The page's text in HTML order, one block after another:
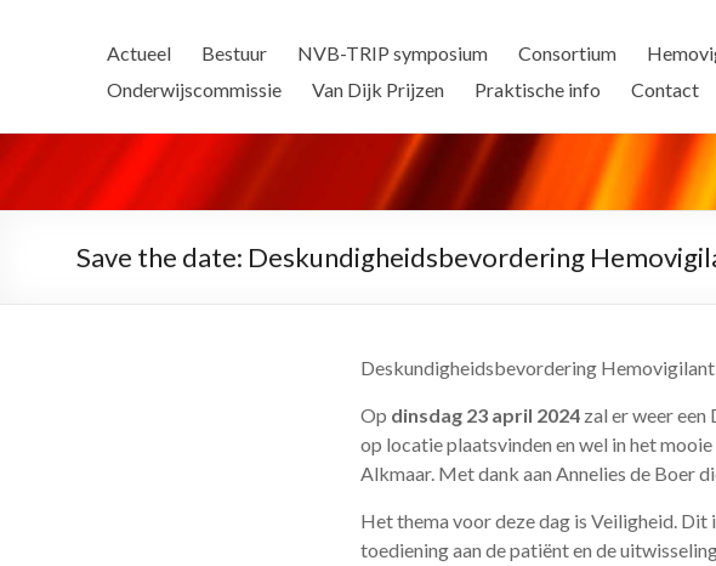
Actueel Bestuur NVB-TRIP symposium Consortium
Onderwijscommissie
Van Dijk Prijzen Praktische info Contact
Save the date: Deskundigheidsbevordering
Deskundigheidsbevordering
Op dinsdag 23 april 2024 zal er weer
op locatie plaatsvinden en wel in het
Alkmaar. Met dank aan Annelies de Boer
Het thema voor deze dag is Veiligheid.
toediening aan de patiënt en de